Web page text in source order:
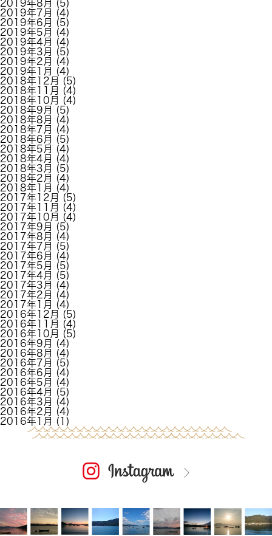
2019年8月
(5)
2019年7月
(4)
2019年6月
(5)
2019年5月
(4)
2019年4月
(4)
2019年3月
(5)
2019年2月
(4)
2019年1月
(4)
2018年12月
(5)
2018年11月
(4)
2018年10月
(4)
2018年9月
(5)
2018年8月
(4)
2018年7月
(4)
2018年6月
(5)
2018年5月
(4)
2018年4月
(4)
2018年3月
(5)
2018年2月
(4)
2018年1月
(4)
2017年12月
(5)
2017年11月
(4)
2017年10月
(4)
2017年9月
(5)
2017年8月
(4)
2017年7月
(5)
2017年6月
(4)
2017年5月
(5)
2017年4月
(5)
2017年3月
(4)
2017年2月
(4)
2017年1月
(4)
2016年12月
(5)
2016年11月
(4)
2016年10月
(5)
2016年9月
(4)
2016年8月
(4)
2016年7月
(5)
2016年6月
(4)
2016年5月
(4)
2016年4月
(5)
2016年3月
(4)
2016年2月
(4)
2016年1月
(1)